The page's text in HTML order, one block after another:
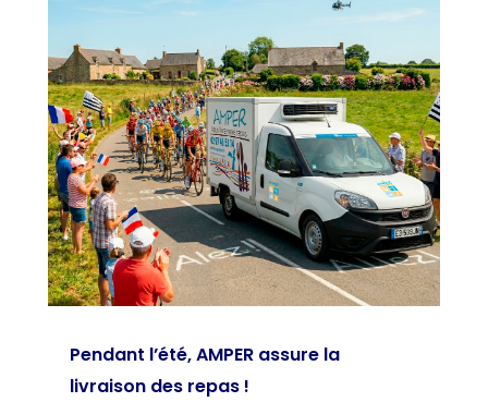
Pendant l’été, AMPER assure la
livraison des repas !